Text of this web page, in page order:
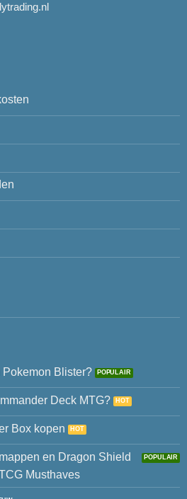
Pokemon Blister?
Deck MTG?
Box kopen
en Dragon Shield
Musthaves